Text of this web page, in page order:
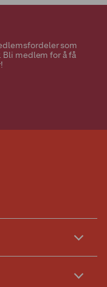
som
Bli medlem for å få